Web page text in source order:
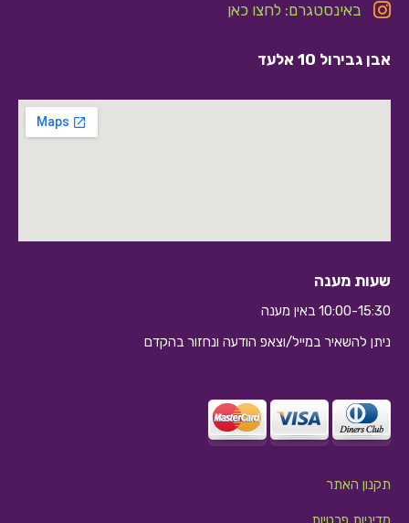
באינסטגרם: לחצו כאן
אבן גבירול 10 אלעד
שעות מענה
10:00-15:30 באין מענה
ניתן להשאיר במייל/וצאפ הודעה ונחזור בהקדם
תקנון האתר